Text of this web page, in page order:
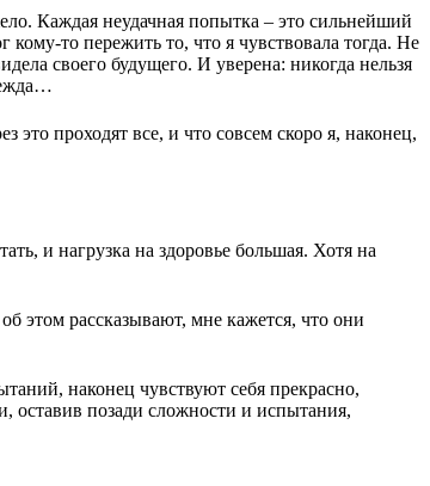
Каждая неудачная попытка – это сильнейший
то пережить то, что я чувствовала тогда. Не
своего будущего. И уверена: никогда нельзя
проходят все, и что совсем скоро я, наконец,
и нагрузка на здоровье большая. Хотя на
этом рассказывают, мне кажется, что они
наконец чувствуют себя прекрасно,
оставив позади сложности и испытания,